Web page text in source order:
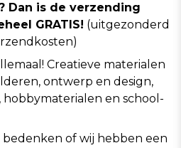
Dan is de verzending
GRATIS! (uitgezonderd
Creatieve materialen
ontwerp en design,
en school-
of wij hebben een